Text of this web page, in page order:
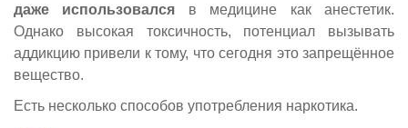
даже использовался в медицине как анестетик.
Однако высокая токсичность, потенциал вызывать
аддикцию привели к тому, что сегодня это запрещённое
вещество.
Есть несколько способов употребления наркотика.